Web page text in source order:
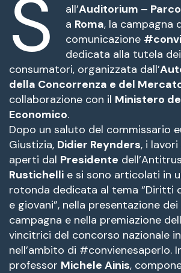
S
all’Auditorium –
a Roma, la campagna
comunicazione
dedicata alla tutela
consumatori, organizzata dall’
della Concorrenza e del
collaborazione con il Ministero
Economico.
Dopo un saluto del commissario
Giustizia, Didier Reynders, i
aperti dal Presidente
Rustichelli e si sono articolati in
rotonda dedicata al tema “Diritti
e giovani”, nella presentazione
campagna e nella premiazione
vincitrici del concorso nazionale
nell’ambito di #convienesaperlo.
professor Michele Ainis,